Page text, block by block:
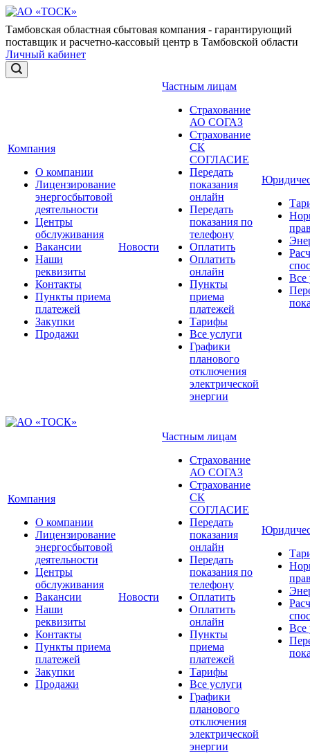
Тамбовская областная сбытовая компания - гарантирующий
поставщик и расчетно-кассовый центр в Тамбовской области
Личный кабинет
Компания
О компании
Лицензирование
энергосбытовой
деятельности
Центры
обслуживания
Вакансии
Наши
реквизиты
Контакты
Пункты приема
платежей
Закупки
Продажи
Новости
Частным лицам
Страхование
АО СОГАЗ
Страхование
СК
СОГЛАСИЕ
Передать
показания
онлайн
Передать
показания по
телефону
Оплатить
Оплатить
онлайн
Пункты
приема
платежей
Тарифы
Все услуги
Графики
планового
отключения
электрической
энергии
Все
Компания
О компании
Лицензирование
энергосбытовой
деятельности
Центры
обслуживания
Вакансии
Наши
реквизиты
Контакты
Пункты приема
платежей
Закупки
Продажи
Новости
Частным лицам
Страхование
АО СОГАЗ
Страхование
СК
СОГЛАСИЕ
Передать
показания
онлайн
Передать
показания по
телефону
Оплатить
Оплатить
онлайн
Пункты
приема
платежей
Тарифы
Все услуги
Графики
планового
отключения
электрической
энергии
Все